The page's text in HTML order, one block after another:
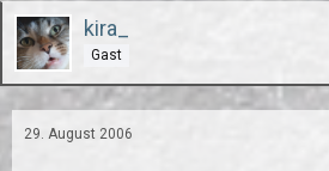
kira_
Gast
29. August 2006